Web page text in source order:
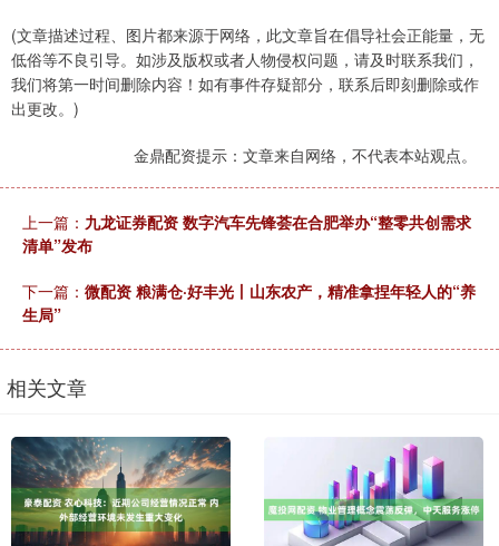
(文章描述过程、图片都来源于网络，此文章旨在倡导社会正能量，无
低俗等不良引导。如涉及版权或者人物侵权问题，请及时联系我们，
我们将第一时间删除内容！如有事件存疑部分，联系后即刻删除或作
出更改。)
金鼎配资提示：文章来自网络，不代表本站观点。
上一篇： 九龙证券配资 数字汽车先锋荟在合肥举办“整零共创需求
清单”发布
下一篇： 微配资 粮满仓·好丰光丨山东农产，精准拿捏年轻人的“养
生局”
相关文章